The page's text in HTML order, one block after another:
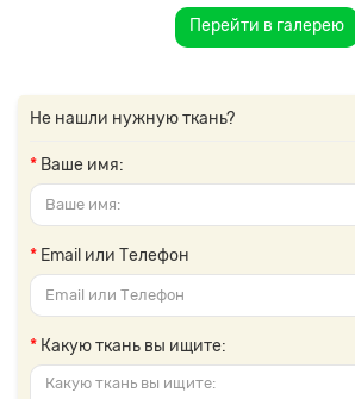
Перейти в галерею
Не нашли нужную ткань?
Ваше имя:
Email или Телефон
Какую ткань вы ищите: